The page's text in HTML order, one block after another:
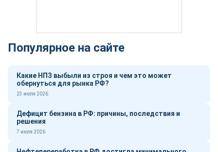
Популярное на сайте
Какие НПЗ выбыли из строя и чем это может
обернуться для рынка РФ?
23 июля 2026
Дефицит бензина в РФ: причины, последствия и
решения
7 июля 2026